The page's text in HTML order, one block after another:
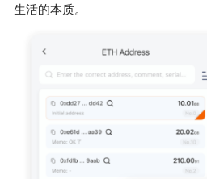
生活的本质。